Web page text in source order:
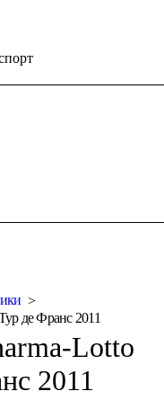
де Франс 2011
Lotto
2011